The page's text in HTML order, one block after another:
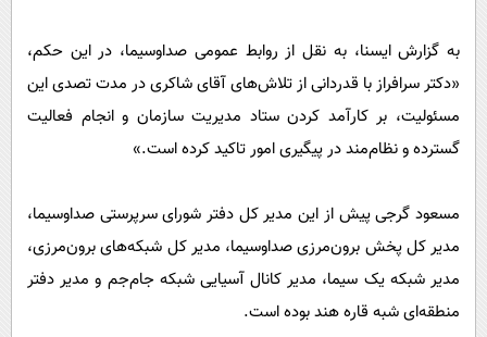
یک برش دانایی
محیط زیست
علم و دانش
فناوری و It
علمی
اخبار کریپتو
قرآن
گوناگون
سرگرمی
فیلم
سیاست
سرگرمی
خواندنی ها و دیدنی ها
پیامک
آموزش زبان
به گزارش ایسنا، به نقل از روابط عمومی صداوسیما، در این حکم،
«دکتر سرافراز با قدردانی از تلاش‌های آقای شاکری در مدت تصدی این
مسئولیت، بر کارآمد کردن ستاد مدیریت سازمان و انجام فعالیت
گسترده و نظام‌مند در پیگیری امور تاکید کرده است.»
مسعود گرجی پیش از این مدیر کل دفتر شورای سرپرستی صداوسیما،
مدیر کل پخش برون‌مرزی صداوسیما، مدیر کل شبکه‌های برون‌مرزی،
مدیر شبکه یک سیما، مدیر کانال آسیایی شبکه جام‌جم و مدیر دفتر
منطقه‌ای شبه قاره هند بوده است.